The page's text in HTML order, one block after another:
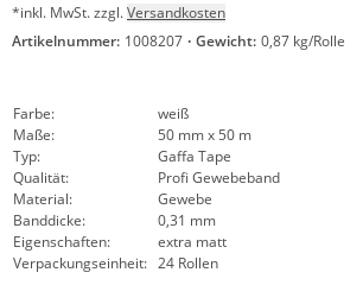
*inkl. MwSt. zzgl.Versandkosten
Artikelnummer: 1008207 · Gewicht: 0,87 kg/Rolle
Farbe:
weiß
Maße:
50 mm x 50 m
Typ:
Gaffa Tape
Qualität:
Profi Gewebeband
Material:
Gewebe
Banddicke:
0,31 mm
Eigenschaften:
extra matt
Verpackungseinheit: 24 Rollen